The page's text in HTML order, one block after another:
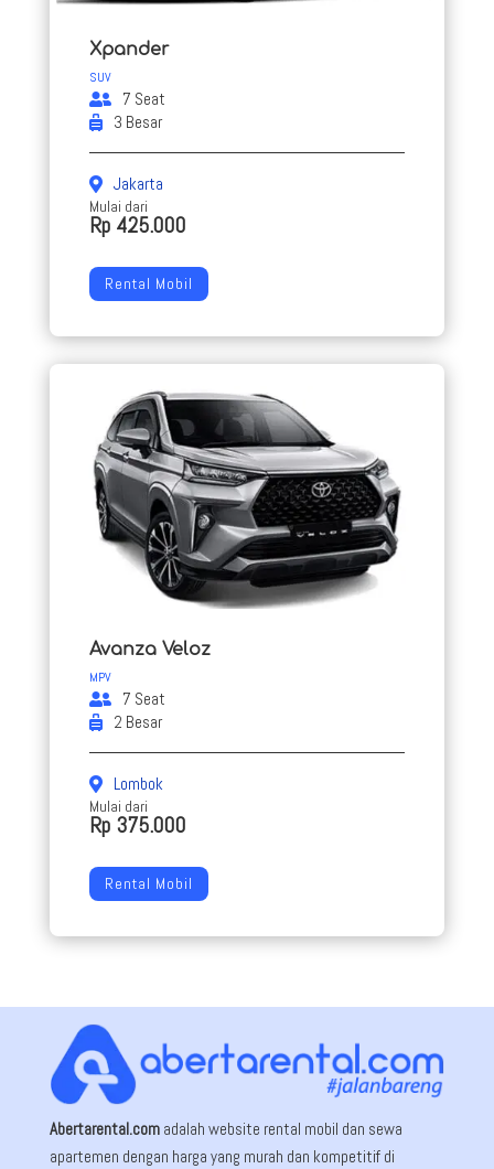
Xpander
SUV
7 Seat
3 Besar
Jakarta
Mulai dari
Rp 425.000
Rental Mobil
Avanza Veloz
MPV
7 Seat
2 Besar
Lombok
Mulai dari
Rp 375.000
Rental Mobil
Abertarental.comadalah website rental mobil dan sewa
apartemen dengan harga yang murah dan kompetitif di